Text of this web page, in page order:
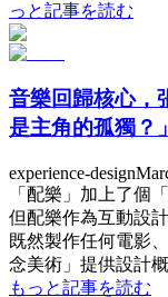
っと記事を読む
音樂回歸核心，
是主角的孤獨？」
experience-design
「配樂」加上了個
但配樂作為互動設
既然製作任何電影
念美術」提供設計
もっと記事を読む